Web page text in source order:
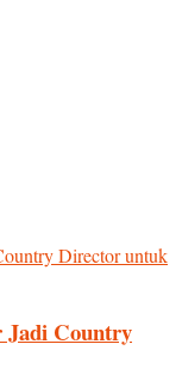
Jadi Country